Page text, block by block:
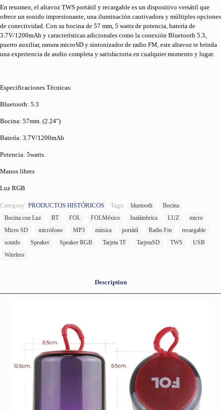
En resumen, el altavoz TWS portátil y recargable es un dispositivo versátil que
ofrece un sonido impresionante, una iluminación cautivadora y múltiples opciones
de conectividad. Con su bocina de 57 mm, 5 watts de potencia, batería de
3.7V/1200mAh y características adicionales como la conexión Bluetooth 5.3,
puerto auxiliar, ranura microSD y sintonizador de radio FM, este altavoz te brinda
una experiencia de audio completa y satisfactoria en cualquier momento y lugar.
Especificaciones Técnicas:
Bluetooth: 5.3
Bocina: 57mm. (2.24″)
Batería: 3.7V/1200mAh
Potencia: 5watts.
Manos libres
Luz RGB
Category: PRODUCTOS HISTÓRICOS Tags: bluetooth
Bocina
Bocina con Luz
BT FOL FOLMéxico Inalámbrica LUZ
micro
Micro SD
micrófono MP3 música portátil Radio Fm
recargable
sonido
Speaker Speaker RGB Tarjeta TF TarjetaSD TWS
USB
Wireless
Description